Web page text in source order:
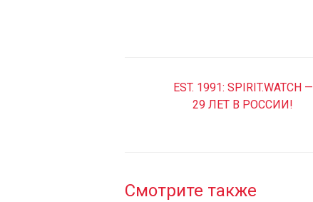
EST. 1991: SPIRIT.WATCH —
29 ЛЕТ В РОССИИ!
Смотрите также